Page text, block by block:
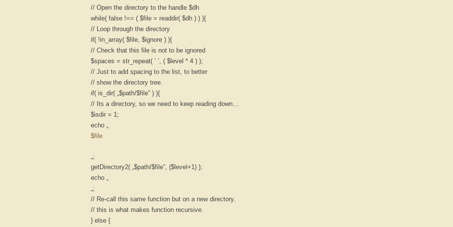
// Open the directory to the handle $dh
while( false !== ( $file = readdir( $dh ) ) ){
// Loop through the directory
if( !in_array( $file, $ignore ) ){
// Check that this file is not to be ignored
$spaces = str_repeat( ’ ’, ( $level * 4 ) );
// Just to add spacing to the list, to better
// show the directory tree.
if( is_dir( „$path/$file” ) ){
// Its a directory, so we need to keep reading down…
$isdir = 1;
echo „
$file
„;
getDirectory2( „$path/$file”, ($level+1) );
echo „
„;
// Re-call this same function but on a new directory.
// this is what makes function recursive.
} else {